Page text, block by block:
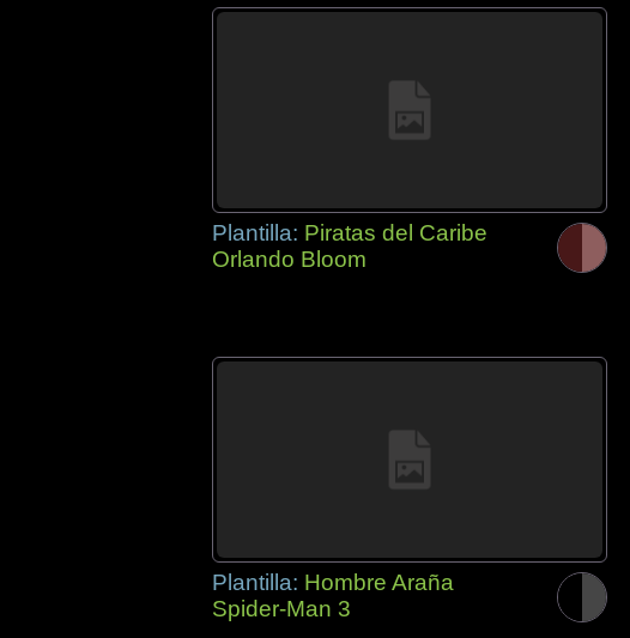
Plantilla: Piratas del Caribe
Orlando Bloom
Plantilla: Hombre Araña
Spider-Man 3